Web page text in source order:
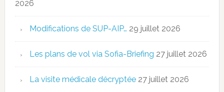
2026
Modifications de SUP-AIP… 29 juillet 2026
Les plans de vol via Sofia-Briefing 27 juillet 2026
La visite médicale décryptée 27 juillet 2026